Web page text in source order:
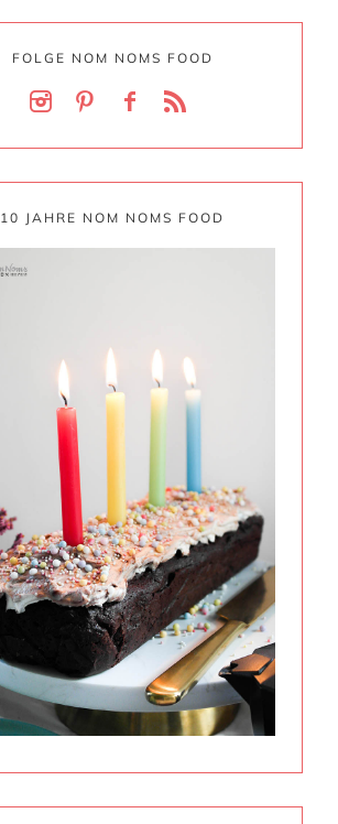
FOLGE NOM NOMS FOOD
10 JAHRE NOM NOMS FOOD